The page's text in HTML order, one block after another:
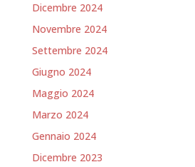
Dicembre 2024
Novembre 2024
Settembre 2024
Giugno 2024
Maggio 2024
Marzo 2024
Gennaio 2024
Dicembre 2023